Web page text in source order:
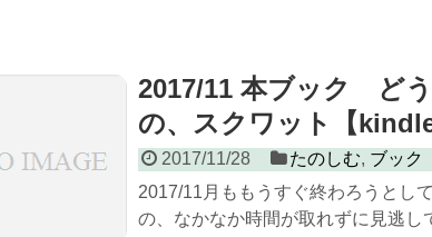
2017/11 本ブック ど
の、スクワット【kindle
2017/11/28 たのしむ, ブック
2017/11月ももうすぐ終わろうとし
の、なかなか時間が取れずに見逃し